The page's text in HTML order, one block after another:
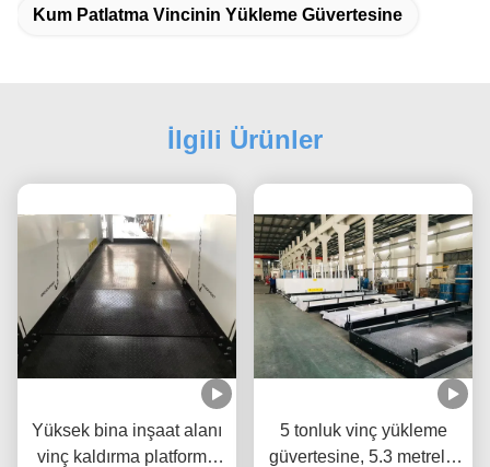
Kum Patlatma Vincinin Yükleme Güvertesine
İlgili Ürünler
Yüksek bina inşaat alanı
vinç kaldırma platformu
5 tonluk vinç yükleme
güvertesine, 5.3 metrelik